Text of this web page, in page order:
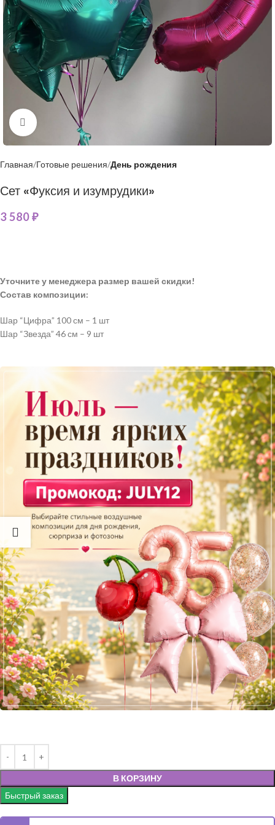
Нажмите, чтобы увеличить
Главная Готовые решения День рождения
Сет «Фуксия и изумрудики»
3 580₽
Уточните у менеджера размер вашей скидки!
Состав композиции:
Шар “Цифра” 100 см – 1 шт
Шар “Звезда” 46 см – 9 шт
В КОРЗИНУ
Быстрый заказ